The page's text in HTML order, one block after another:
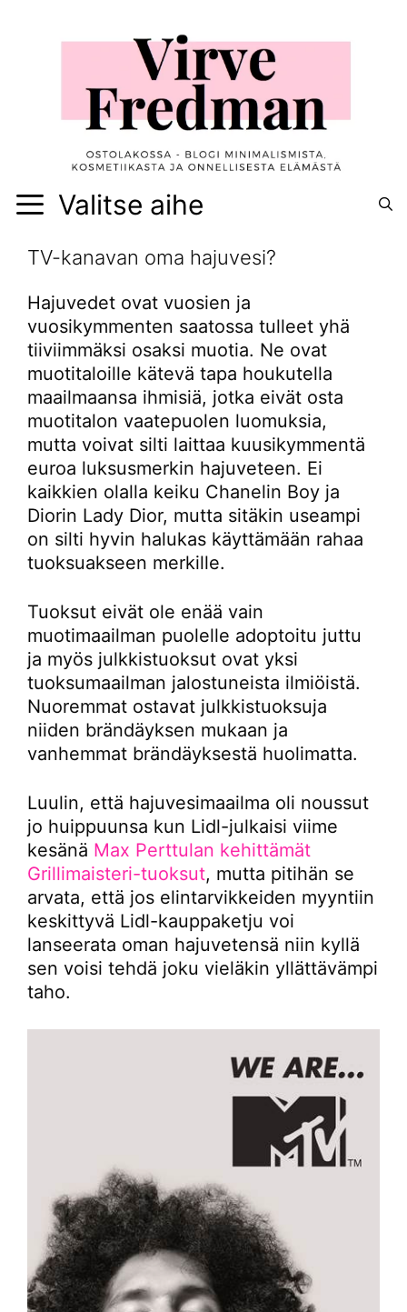
Valitse aihe
TV-kanavan oma hajuvesi?
Hajuvedet ovat vuosien ja
vuosikymmenten saatossa tulleet yhä
tiiviimmäksi osaksi muotia. Ne ovat
muotitaloille kätevä tapa houkutella
maailmaansa ihmisiä, jotka eivät osta
muotitalon vaatepuolen luomuksia,
mutta voivat silti laittaa kuusikymmentä
euroa luksusmerkin hajuveteen. Ei
kaikkien olalla keiku Chanelin Boy ja
Diorin Lady Dior, mutta sitäkin useampi
on silti hyvin halukas käyttämään rahaa
tuoksuakseen merkille.
Tuoksut eivät ole enää vain
muotimaailman puolelle adoptoitu juttu
ja myös julkkistuoksut ovat yksi
tuoksumaailman jalostuneista ilmiöistä.
Nuoremmat ostavat julkkistuoksuja
niiden brändäyksen mukaan ja
vanhemmat brändäyksestä huolimatta.
Luulin, että hajuvesimaailma oli noussut
jo huippuunsa kun Lidl-julkaisi viime
kesänä Max Perttulan kehittämät
Grillimaisteri-tuoksut, mutta pitihän se
arvata, että jos elintarvikkeiden myyntiin
keskittyvä Lidl-kauppaketju voi
lanseerata oman hajuvetensä niin kyllä
sen voisi tehdä joku vieläkin yllättävämpi
taho.